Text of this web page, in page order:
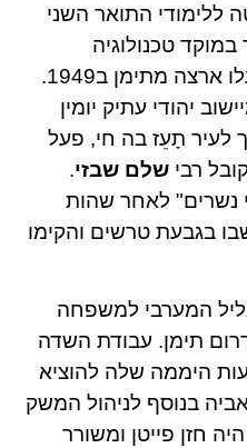
ללימודי התואר השני
טכנולוגיה
ותקשורת בבר אילן. הוריה עלו ארצה מתימן ב1949.
יהודי עתיק יומין
לעיר תָעֵז בה חי, פעל
רבי שלם שבזי.
נשרים" לאחר שהות
בגבעת טרשים והקימו
המערבי למשפחה
תימן. עבודת השדה
היממה שלה להוציא
בנוסף לניהול המשק
חזן פייטן ומשורר